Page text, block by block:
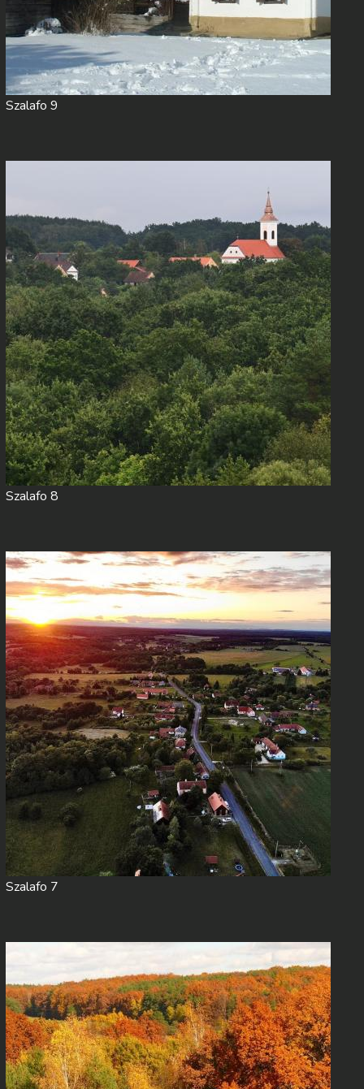
Szalafo 9
Szalafo 8
Szalafo 7